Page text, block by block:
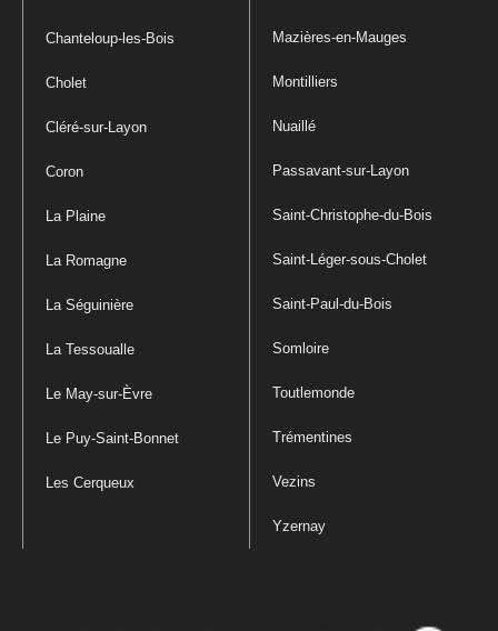
Chanteloup-les-Bois
Cholet
Cléré-sur-Layon
Coron
La Plaine
La Romagne
La Séguinière
La Tessoualle
Le May-sur-Èvre
Le Puy-Saint-Bonnet
Les Cerqueux
Mazières-en-Mauges
Montilliers
Nuaillé
Passavant-sur-Layon
Saint-Christophe-du-Bois
Saint-Léger-sous-Cholet
Saint-Paul-du-Bois
Somloire
Toutlemonde
Trémentines
Vezins
Yzernay